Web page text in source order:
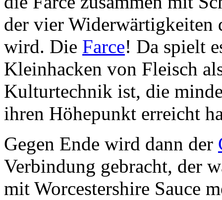
der vier Widerwärtigkeiten
wird. Die Farce! Da spielt
Kleinhacken von Fleisch
Kulturtechnik ist, die
ihren Höhepunkt erreicht
Gegen Ende wird dann der
Verbindung gebracht, der
mit Worcestershire Sauce